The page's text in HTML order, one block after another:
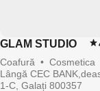
GLAM STUDIO
Coafură • Cosmetica
Lângă CEC
1-C, Galați 800357